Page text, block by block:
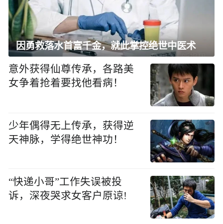
因勇救落水首富千金，就此掌控绝世中医术
意外获得仙尊传承，各路美
女争着抢着要找他看病！
少年偶得无上传承，获得逆
天神脉，学得绝世神功！
“快递小哥”工作失误被投
诉，深夜哭求女客户原谅!